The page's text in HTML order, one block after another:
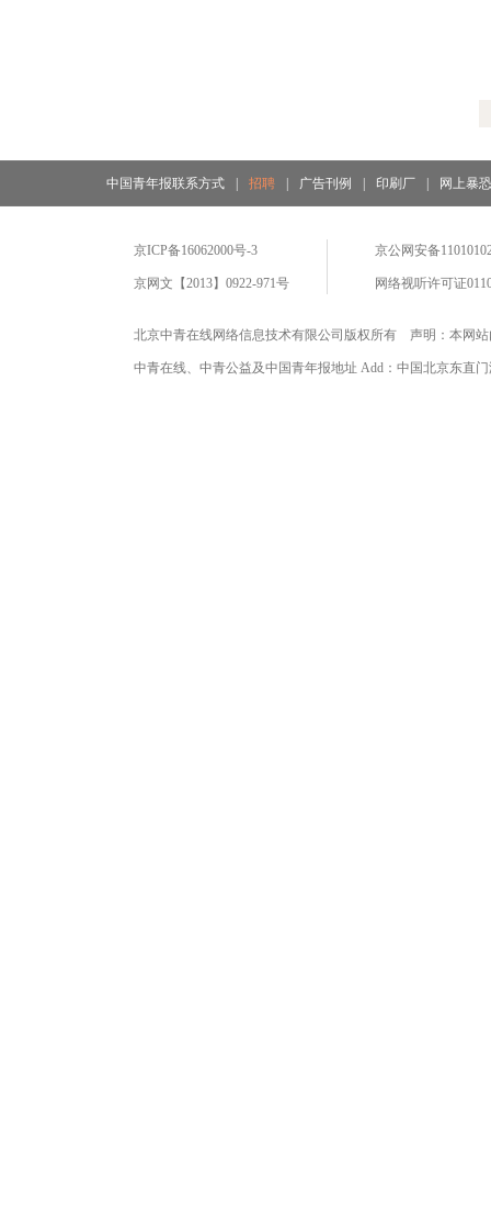
中国青年报联系方式 招聘 广告刊例 印刷厂 网上暴
京ICP备16062000号-3
京网文【2013】0922-971号
京公网安备
网络视听许可证
北京中青在线网络信息技术有限公司版权所有 声明：本网
中青在线、中青公益及中国青年报地址 Add：中国北京东直门